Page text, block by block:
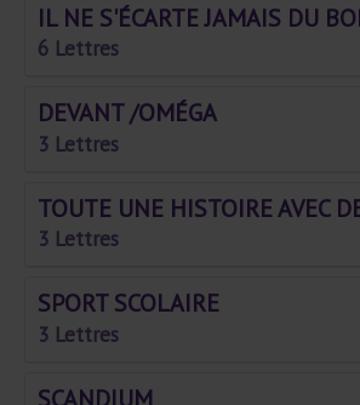
IL NE S'ÉCARTE JAMAIS DU
6 Lettres
DEVANT /OMÉGA
3 Lettres
TOUTE UNE HISTOIRE AVEC
3 Lettres
SPORT SCOLAIRE
3 Lettres
SCANDIUM